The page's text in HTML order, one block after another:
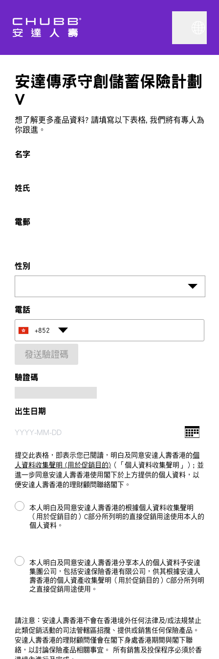
安達傳承守創儲蓄保險計劃
V
想了解更多產品資料? 請填寫以下表格, 我們將有專人為
你跟進。
名字
姓氏
電郵
性別
電話
+852
發送驗證碼
驗證碼
出生日期
提交此表格，即表示您已閱讀，明白及同意安達人壽香港的個
人資料收集聲明 (用於促銷目的) （「個人資料收集聲明」）; 並
進一步同意安達人壽香港使用閣下於上方提供的個人資料，以
便安達人壽香港的理財顧問聯絡閣下。
本人明白及同意安達人壽香港的根據個人資料收集聲明
（用於促銷目的）C部分所列明的直接促銷用途使用本人的
個人資料。
本人明白及同意安達人壽香港分享本人的個人資料予安達
集團公司，包括安達保險香港有限公司，供其根據安達人
壽香港的個人資產收集聲明（用於促銷目的）C部分所列明
之直接促銷用途使用。
請注意：安達人壽香港不會在香港境外任何法律及/或法規禁止
此類促銷活動的司法管轄區招攬、提供或銷售任何保險產品。
安達人壽香港的理財顧問僅會在閣下身處香港期間與閣下聯
絡，以討論保險產品相關事宜。 所有銷售及投保程序必須於香